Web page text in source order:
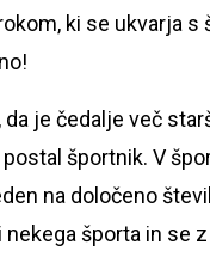
ki se ukvarja s
da je čedalje več
športnik. V
na določeno
nekega športa in se